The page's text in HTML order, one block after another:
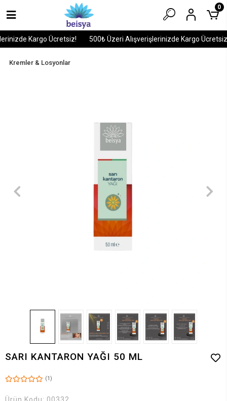
Kargo Ücretsiz! 500₺ Üzeri Alışverişlerinizde Kargo Ücretsiz!
0
Kremler & Losyonlar
SARI KANTARON YAĞI 50 ML
(1)
Ürün Kodu: 00332